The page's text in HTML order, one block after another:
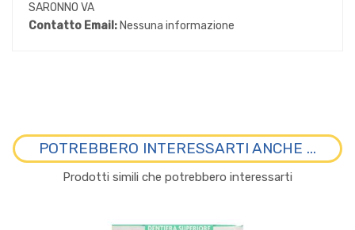
SARONNO VA
Contatto Email: Nessuna informazione
POTREBBERO INTERESSARTI ANCHE ...
Prodotti simili che potrebbero interessarti